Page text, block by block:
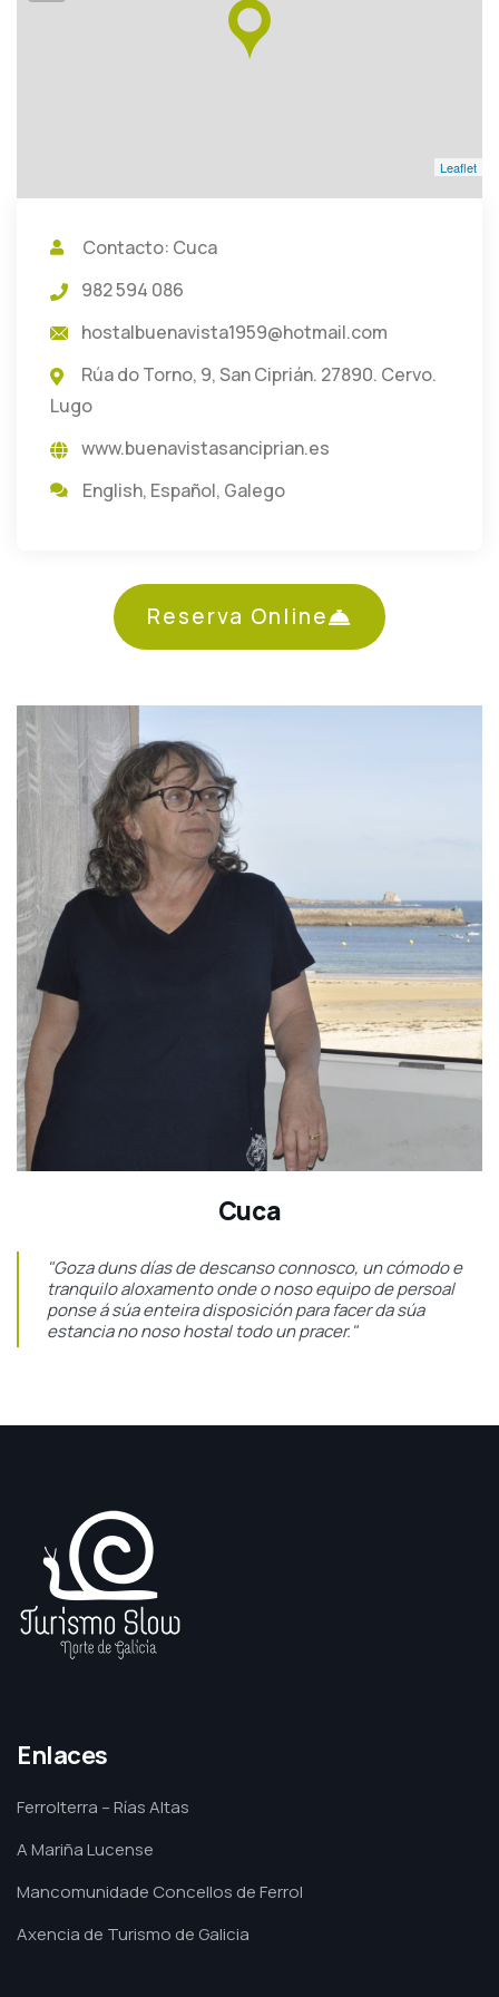
Leaflet
Contacto: Cuca
982 594 086
hostalbuenavista1959@hotmail.com
Rúa do Torno, 9, San Ciprián. 27890. Cervo.
Lugo
www.buenavistasanciprian.es
English, Español, Galego
Reserva Online
Cuca
"Goza duns días de descanso connosco, un cómodo e
tranquilo aloxamento onde o noso equipo de persoal
ponse á súa enteira disposición para facer da súa
estancia no noso hostal todo un pracer."
Enlaces
Ferrolterra – Rías Altas
A Mariña Lucense
Mancomunidade Concellos de Ferrol
Axencia de Turismo de Galicia